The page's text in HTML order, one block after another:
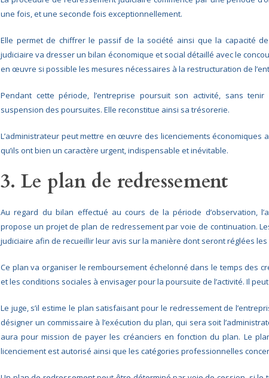
une fois, et une seconde fois exceptionnellement.
Elle permet de chiffrer le passif de la société ainsi que la capacité de
judiciaire va dresser un bilan économique et social détaillé avec le
en œuvre si possible les mesures nécessaires à la restructuration de
Pendant cette période, l’entreprise poursuit son activité, sans
suspension des poursuites. Elle reconstitue ainsi sa trésorerie.
L’administrateur peut mettre en œuvre des licenciements économiques
qu’ils ont bien un caractère urgent, indispensable et inévitable.
3. Le plan de redressement
Au regard du bilan effectué au cours de la période d’observation,
propose un projet de plan de redressement par voie de continuation.
judiciaire afin de recueillir leur avis sur la manière dont seront réglées les
Ce plan va organiser le remboursement échelonné dans le temps des
et les conditions sociales à envisager pour la poursuite de l’activité. Il
Le juge, s’il estime le plan satisfaisant pour le redressement de
désigner un commissaire à l’exécution du plan, qui sera soit
aura pour mission de payer les créanciers en fonction du plan. Le
licenciement est autorisé ainsi que les catégories professionnelles